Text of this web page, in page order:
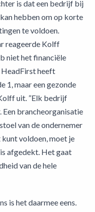
is dat een bedrijf bij
hebben om op korte
te voldoen.
reageerde Kolff
niet het financiële
heeft
1, maar een gezonde
uit. ”Elk bedrijf
brancheorganisatie
van de ondernemer
kunt voldoen, moet je
afgedekt. Het gaat
van de hele
is het daarmee eens.